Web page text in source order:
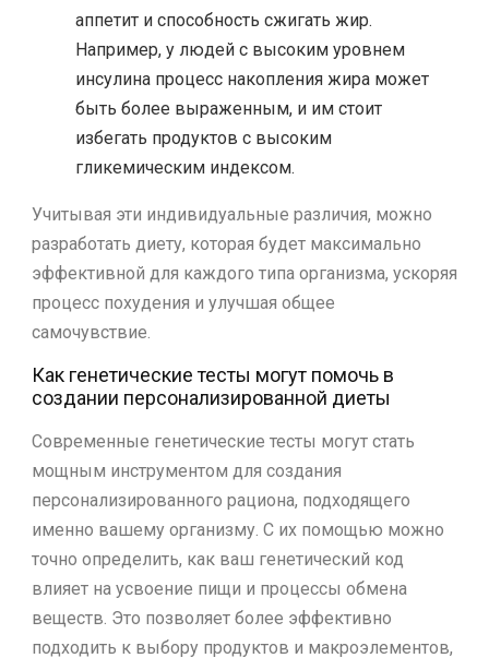
аппетит и способность сжигать жир.
Например, у людей с высоким уровнем
инсулина процесс накопления жира может
быть более выраженным, и им стоит
избегать продуктов с высоким
гликемическим индексом.
Учитывая эти индивидуальные различия, можно
разработать диету, которая будет максимально
эффективной для каждого типа организма, ускоряя
процесс похудения и улучшая общее
самочувствие.
Как генетические тесты могут помочь в
создании персонализированной диеты
Современные генетические тесты могут стать
мощным инструментом для создания
персонализированного рациона, подходящего
именно вашему организму. С их помощью можно
точно определить, как ваш генетический код
влияет на усвоение пищи и процессы обмена
веществ. Это позволяет более эффективно
подходить к выбору продуктов и макроэлементов,